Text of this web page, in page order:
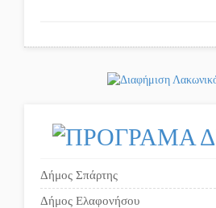
Δήμος Σπάρτης
Δήμος Ελαφονήσου